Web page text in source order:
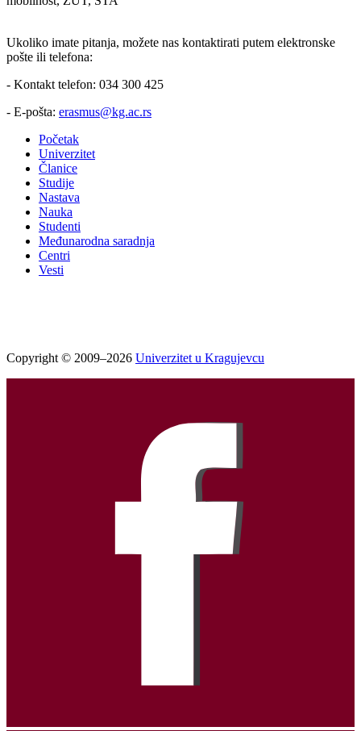
Ukoliko imate pitanja, možete nas kontaktirati putem elektronske
pošte ili telefona:
- Kontakt telefon: 034 300 425
- E-pošta: erasmus@kg.ac.rs
Početak
Univerzitet
Članice
Studije
Nastava
Nauka
Studenti
Međunarodna saradnja
Centri
Vesti
Copyright © 2009–2026 Univerzitet u Kragujevcu